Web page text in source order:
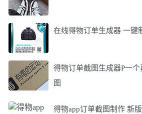
在线得物订单生成器 一键
得物订单截图生成器P一
图
得物app订单截图制作 新